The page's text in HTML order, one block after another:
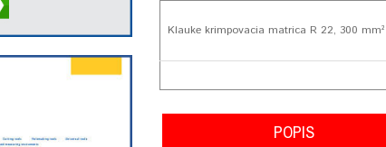
Klauke krimpovacia matrica R 22, 300 mm²
POPIS